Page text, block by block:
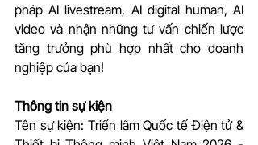
pháp AI livestream, AI digital human, AI
video và nhận những tư vấn chiến lược
tăng trưởng phù hợp nhất cho doanh
nghiệp của bạn!
Thông tin sự kiện
Tên sự kiện: Triển lãm Quốc tế Điện tử &